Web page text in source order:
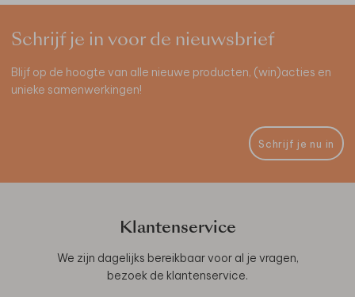
Schrijf je in voor de nieuwsbrief
Blijf op de hoogte van alle nieuwe producten, (win)acties en
unieke samenwerkingen!
Schrijf je nu in
Klantenservice
We zijn dagelijks bereikbaar voor al je vragen,
bezoek de klantenservice.